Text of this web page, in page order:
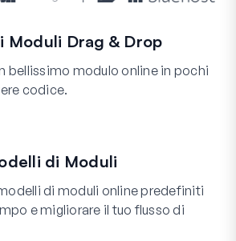
Drag & Drop
bellissimo modulo online in pochi
codice.
di Moduli
di moduli online predefiniti
e migliorare il tuo flusso di